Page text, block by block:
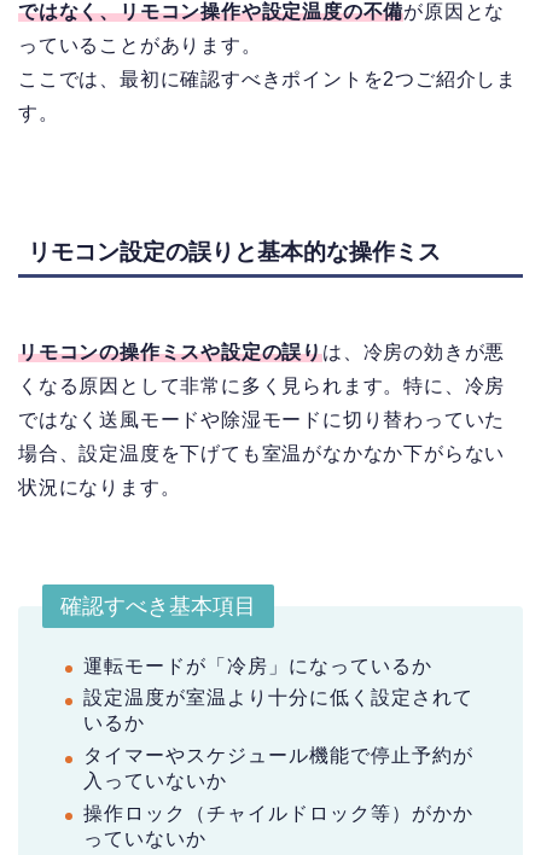
ではなく、リモコン操作や設定温度の不備が原因とな
っていることがあります。
ここでは、最初に確認すべきポイントを2つご紹介しま
す。
リモコン設定の誤りと基本的な操作ミス
リモコンの操作ミスや設定の誤りは、冷房の効きが悪
くなる原因として非常に多く見られます。特に、冷房
ではなく送風モードや除湿モードに切り替わっていた
場合、設定温度を下げても室温がなかなか下がらない
状況になります。
確認すべき基本項目
運転モードが「冷房」になっているか
設定温度が室温より十分に低く設定されて
いるか
タイマーやスケジュール機能で停止予約が
入っていないか
操作ロック（チャイルドロック等）がかか
っていないか